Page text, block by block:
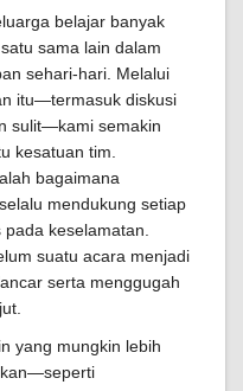
belajar banyak
sama lain dalam
sehari-hari. Melalui
itu—termasuk diskusi
sulit—kami semakin
kesatuan tim.
bagaimana
mendukung setiap
keselamatan.
suatu acara menjadi
serta menggugah
yang mungkin lebih